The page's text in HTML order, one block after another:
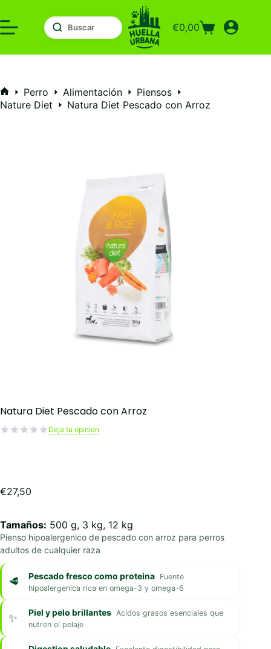
al
contenido
Carro
compra
€0,00
Inicio
Perro Alimentación
Piensos
Nature Diet
Natura Diet Pescado con Arroz
Natura Diet Pescado con Arroz
Deja tu opinion
€27,50
Tamaños: 500 g, 3 kg, 12 kg
Pienso hipoalergenico de pescado con arroz para perros
adultos de cualquier raza
Pescado fresco como proteina Fuente
hipoalergenica rica en omega-3 y omega-6
Piel y pelo brillantes Acidos grasos esenciales que
nutren el pelaje